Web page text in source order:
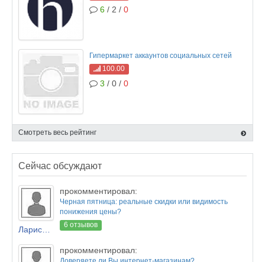
6 / 2 / 0
Гипермаркет аккаунтов социальных сетей
100.00
3 / 0 / 0
Смотреть весь рейтинг
Сейчас обсуждают
прокомментировал:
Черная пятница: реальные скидки или видимость
понижения цены?
6 отзывов
прокомментировал: